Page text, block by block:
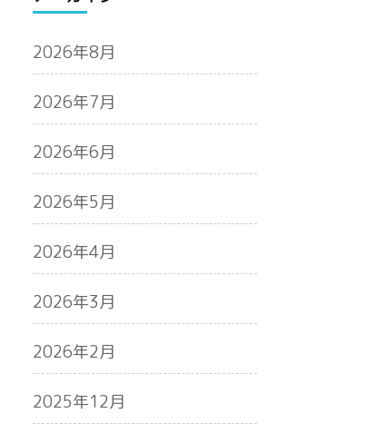
2026年8月
2026年7月
2026年6月
2026年5月
2026年4月
2026年3月
2026年2月
2025年12月